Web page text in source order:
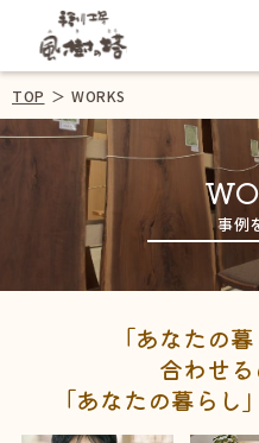
TOP ＞ WORKS
事例
「あなたの
合わせ
「あなたの暮らし